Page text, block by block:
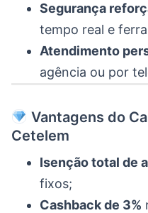
Segurança
tempo real e
Atendimento
agência ou por
Vantagens do
Cetelem
Isenção total de
fixos;
Cashback de 3%